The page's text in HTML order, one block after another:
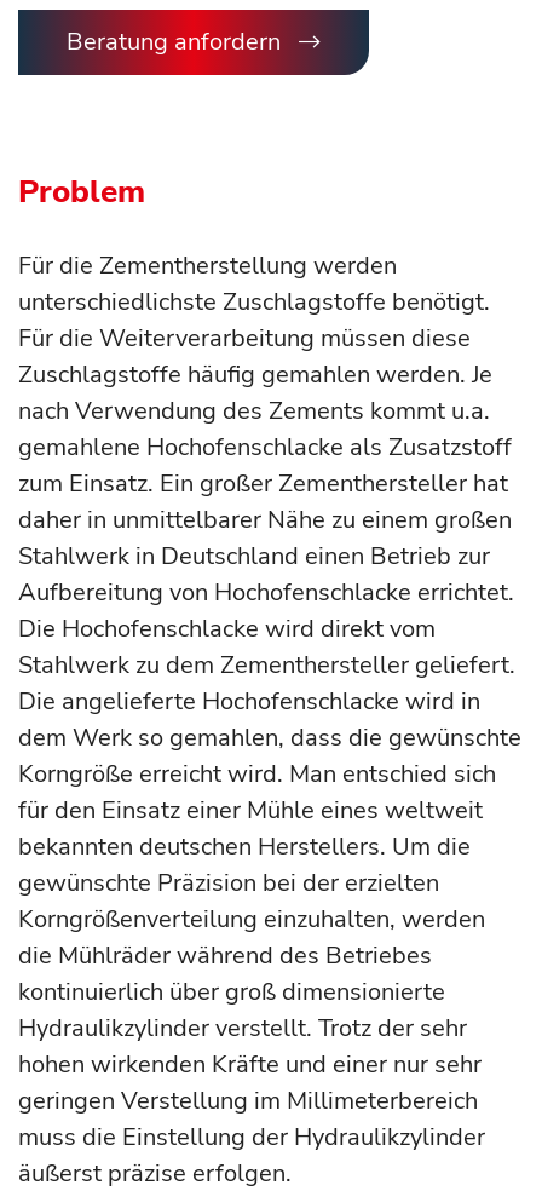
Beratung anfordern
Problem
Für die Zementherstellung werden
unterschiedlichste Zuschlagstoffe benötigt.
Für die Weiterverarbeitung müssen diese
Zuschlagstoffe häufig gemahlen werden. Je
nach Verwendung des Zements kommt u.a.
gemahlene Hochofenschlacke als Zusatzstoff
zum Einsatz. Ein großer Zementhersteller hat
daher in unmittelbarer Nähe zu einem großen
Stahlwerk in Deutschland einen Betrieb zur
Aufbereitung von Hochofenschlacke errichtet.
Die Hochofenschlacke wird direkt vom
Stahlwerk zu dem Zementhersteller geliefert.
Die angelieferte Hochofenschlacke wird in
dem Werk so gemahlen, dass die gewünschte
Korngröße erreicht wird. Man entschied sich
für den Einsatz einer Mühle eines weltweit
bekannten deutschen Herstellers. Um die
gewünschte Präzision bei der erzielten
Korngrößenverteilung einzuhalten, werden
die Mühlräder während des Betriebes
kontinuierlich über groß dimensionierte
Hydraulikzylinder verstellt. Trotz der sehr
hohen wirkenden Kräfte und einer nur sehr
geringen Verstellung im Millimeterbereich
muss die Einstellung der Hydraulikzylinder
äußerst präzise erfolgen.